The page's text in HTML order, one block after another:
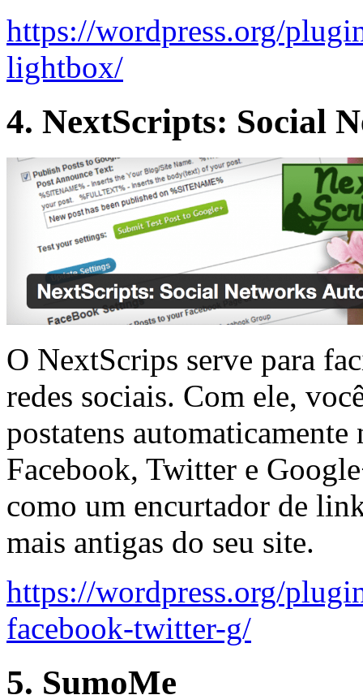
https://wordpress.org/
lightbox/
4. NextScripts: Social
O NextScrips serve para
redes sociais. Com ele,
postatens
Facebook, Twitter e
como um encurtador de
mais antigas do seu site.
https://wordpress.org/
facebook-twitter-g/
5. SumoMe